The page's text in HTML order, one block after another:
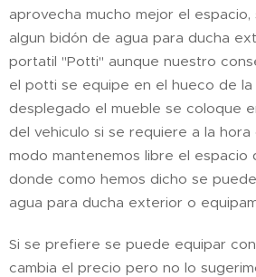
aprovecha mucho mejor el
algun bidón de agua para ducha
portatil "Potti" aunque nuestro
el potti se equipe en el hueco de la
desplegado el mueble se coloque
del vehiculo si se requiere a la
modo mantenemos libre el espacio
donde como hemos dicho se
agua para ducha exterior o
Si se prefiere se puede equipar
cambia el precio pero no lo